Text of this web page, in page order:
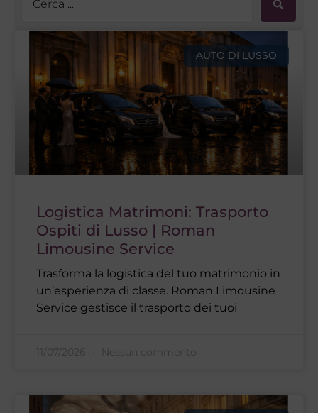
AUTO DI LUSSO
Logistica Matrimoni: Trasporto
Ospiti di Lusso | Roman
Limousine Service
Trasforma la logistica del tuo matrimonio in
un’esperienza di classe. Roman Limousine
Service gestisce il trasporto dei tuoi
11/07/2026 Nessun commento